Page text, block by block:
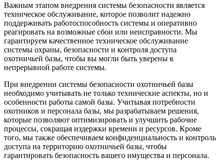
Важным этапом внедрения системы безопасности является
техническое обслуживание, которое позволит надежно
поддерживать работоспособность системы и оперативно
реагировать на возможные сбои или неисправности. Мы
гарантируем качественное техническое обслуживание
системы охраны, безопасности и контроля доступа
охотничьей базы, чтобы вы могли быть уверены в
непрерывной работе системы.
При внедрении системы безопасности охотничьей базы
необходимо учитывать не только технические аспекты, но и
особенности работы самой базы. Учитывая потребности
охотников и персонала базы, мы разрабатываем решения,
которые позволяют оптимизировать и улучшить рабочие
процессы, сокращая издержки времени и ресурсов. Кроме
того, мы также обеспечиваем конфиденциальность и контроль
доступа на территорию охотничьей базы, чтобы
гарантировать безопасность вашего имущества и персонала.